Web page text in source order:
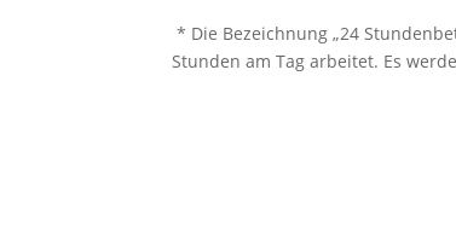
* Die Bezeichnung „24
Stunden am Tag arbeitet. Es